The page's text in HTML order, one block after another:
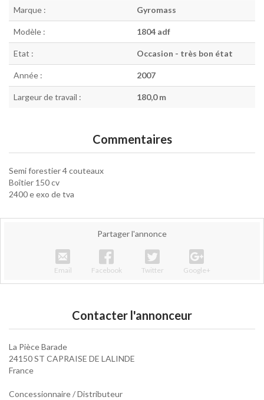
Marque : Gyromass
Modèle : 1804 adf
Etat : Occasion - très bon état
Année : 2007
Largeur de travail : 180,0 m
Commentaires
Semi forestier 4 couteaux
Boîtier 150 cv
2400 e exo de tva
Partager l'annonce
Email Facebook Twitter Google+
Contacter l'annonceur
La Pièce Barade
24150 ST CAPRAISE DE LALINDE
France
Concessionnaire / Distributeur